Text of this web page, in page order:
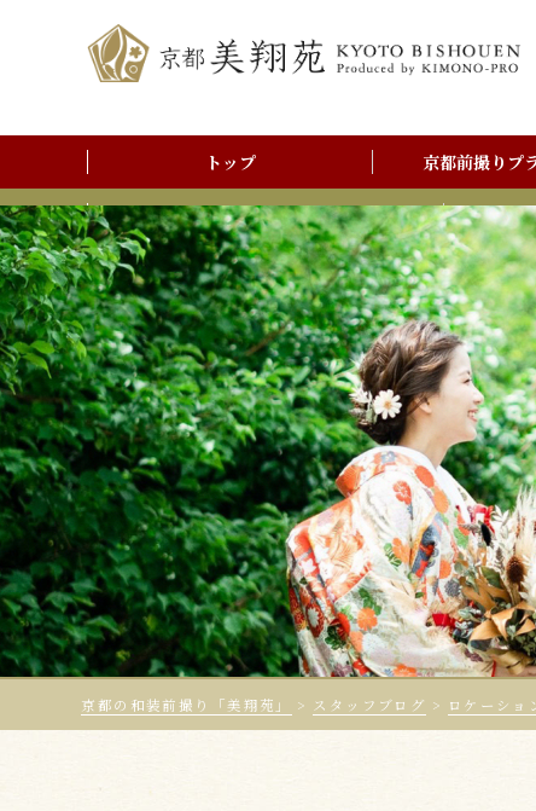
トップ 京都前撮りプ
前撮りアルバム
京都の和装前撮り「美翔苑」 > スタッフブログ > ロケーショ